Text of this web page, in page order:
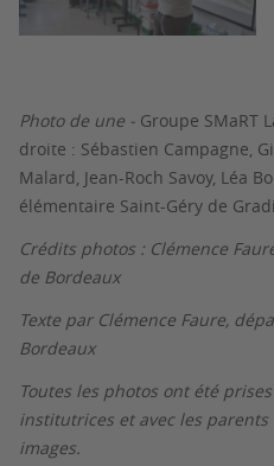
Photo de une - Groupe SMaRT
droite : Sébastien Campagne,
Malard, Jean-Roch Savoy, Léa
élémentaire Saint-Géry de
Crédits photos : Clémence
de Bordeaux
Texte par Clémence Faure,
Bordeaux
Toutes les photos ont été
institutrices et avec les
images.